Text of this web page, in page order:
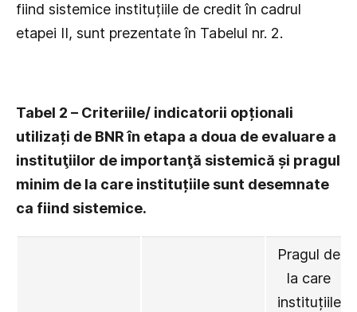
fiind sistemice instituțiile de credit în cadrul
etapei II, sunt prezentate în Tabelul nr. 2.
Tabel 2 – Criteriile/ indicatorii opționali
utilizați de BNR în etapa a doua de evaluare a
instituţiilor de importanţă sistemică și pragul
minim de la care instituțiile sunt desemnate
ca fiind sistemice.
Pragul de
la care
instituțiile